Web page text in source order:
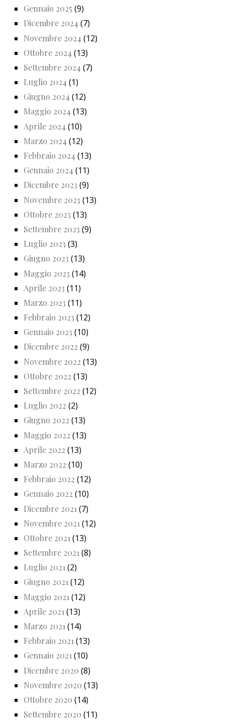
Gennaio 2025 (9)
Dicembre 2024 (7)
Novembre 2024 (12)
Ottobre 2024 (13)
Settembre 2024 (7)
Luglio 2024 (1)
Giugno 2024 (12)
Maggio 2024 (13)
Aprile 2024 (10)
Marzo 2024 (12)
Febbraio 2024 (13)
Gennaio 2024 (11)
Dicembre 2023 (9)
Novembre 2023 (13)
Ottobre 2023 (13)
Settembre 2023 (9)
Luglio 2023 (3)
Giugno 2023 (13)
Maggio 2023 (14)
Aprile 2023 (11)
Marzo 2023 (11)
Febbraio 2023 (12)
Gennaio 2023 (10)
Dicembre 2022 (9)
Novembre 2022 (13)
Ottobre 2022 (13)
Settembre 2022 (12)
Luglio 2022 (2)
Giugno 2022 (13)
Maggio 2022 (13)
Aprile 2022 (13)
Marzo 2022 (10)
Febbraio 2022 (12)
Gennaio 2022 (10)
Dicembre 2021 (7)
Novembre 2021 (12)
Ottobre 2021 (13)
Settembre 2021 (8)
Luglio 2021(2)
Giugno 2021(12)
Maggio 2021 (12)
Aprile 2021 (13)
Marzo 2021 (14)
Febbraio 2021(13)
Gennaio 2021(10)
Dicembre 2020 (8)
Novembre 2020 (13)
Ottobre 2020 (14)
Settembre 2020 (11)